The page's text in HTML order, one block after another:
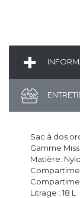
Sac à dos
Gamme
Matière:
Litrage : 18 L